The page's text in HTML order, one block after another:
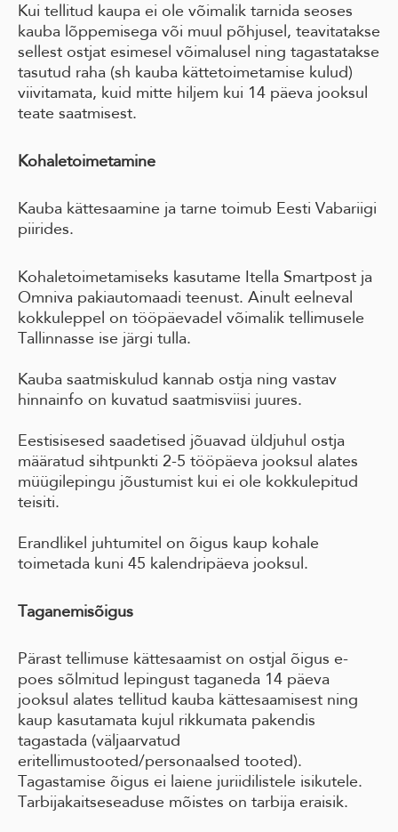
Kui tellitud kaupa ei ole võimalik tarnida seoses
kauba lõppemisega või muul põhjusel, teavitatakse
sellest ostjat esimesel võimalusel ning tagastatakse
tasutud raha (sh kauba kättetoimetamise kulud)
viivitamata, kuid mitte hiljem kui 14 päeva jooksul
teate saatmisest.
Kohaletoimetamine
Kauba kättesaamine ja tarne toimub Eesti Vabariigi
piirides.
Kohaletoimetamiseks kasutame Itella Smartpost ja
Omniva pakiautomaadi teenust. Ainult eelneval
kokkuleppel on tööpäevadel võimalik tellimusele
Tallinnasse ise järgi tulla.
Kauba saatmiskulud kannab ostja ning vastav
hinnainfo on kuvatud saatmisviisi juures.
Eestisisesed saadetised jõuavad üldjuhul ostja
määratud sihtpunkti 2-5 tööpäeva jooksul alates
müügilepingu jõustumist kui ei ole kokkulepitud
teisiti.
Erandlikel juhtumitel on õigus kaup kohale
toimetada kuni 45 kalendripäeva jooksul.
Taganemisõigus
Pärast tellimuse kättesaamist on ostjal õigus e-
poes sõlmitud lepingust taganeda 14 päeva
jooksul alates tellitud kauba kättesaamisest ning
kaup kasutamata kujul rikkumata pakendis
tagastada (väljaarvatud
eritellimustooted/personaalsed tooted).
Tagastamise õigus ei laiene juriidilistele isikutele.
Tarbijakaitseseaduse mõistes on tarbija eraisik.